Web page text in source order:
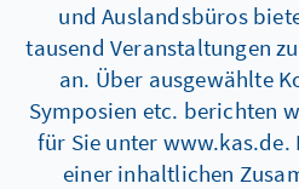
und Auslandsbüros
tausend Veranstaltungen
an. Über ausgewählte
Symposien etc. berichten
für Sie unter www.kas.de.
einer inhaltlichen